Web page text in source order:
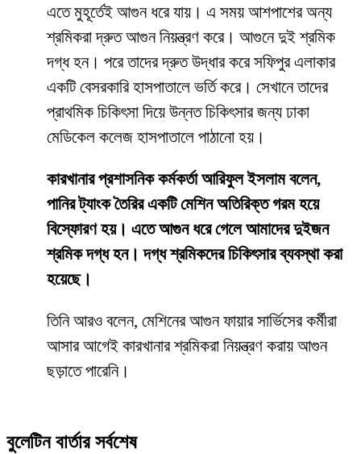
এতে মুহূর্তেই আগুন ধরে যায়। এ সময় আশপাশের অন্য
শ্রমিকরা দ্রুত আগুন নিয়ন্ত্রণ করে। আগুনে দুই শ্রমিক
দগ্ধ হন। পরে তাদের দ্রুত উদ্ধার করে সফিপুর এলাকার
একটি বেসরকারি হাসপাতালে ভর্তি করে। সেখানে তাদের
প্রাথমিক চিকিৎসা দিয়ে উন্নত চিকিৎসার জন্য ঢাকা
মেডিকেল কলেজ হাসপাতালে পাঠানো হয়।
কারখানার প্রশাসনিক কর্মকর্তা আরিফুল ইসলাম বলেন,
পানির ট্যাংক তৈরির একটি মেশিন অতিরিক্ত গরম হয়ে
বিস্ফোরণ হয়। এতে আগুন ধরে গেলে আমাদের দুইজন
শ্রমিক দগ্ধ হন। দগ্ধ শ্রমিকদের চিকিৎসার ব্যবস্থা করা
হয়েছে।
তিনি আরও বলেন, মেশিনের আগুন ফায়ার সার্ভিসের কর্মীরা
আসার আগেই কারখানার শ্রমিকরা নিয়ন্ত্রণ করায় আগুন
ছড়াতে পারেনি।
বুলেটিন বার্তার সর্বশেষ